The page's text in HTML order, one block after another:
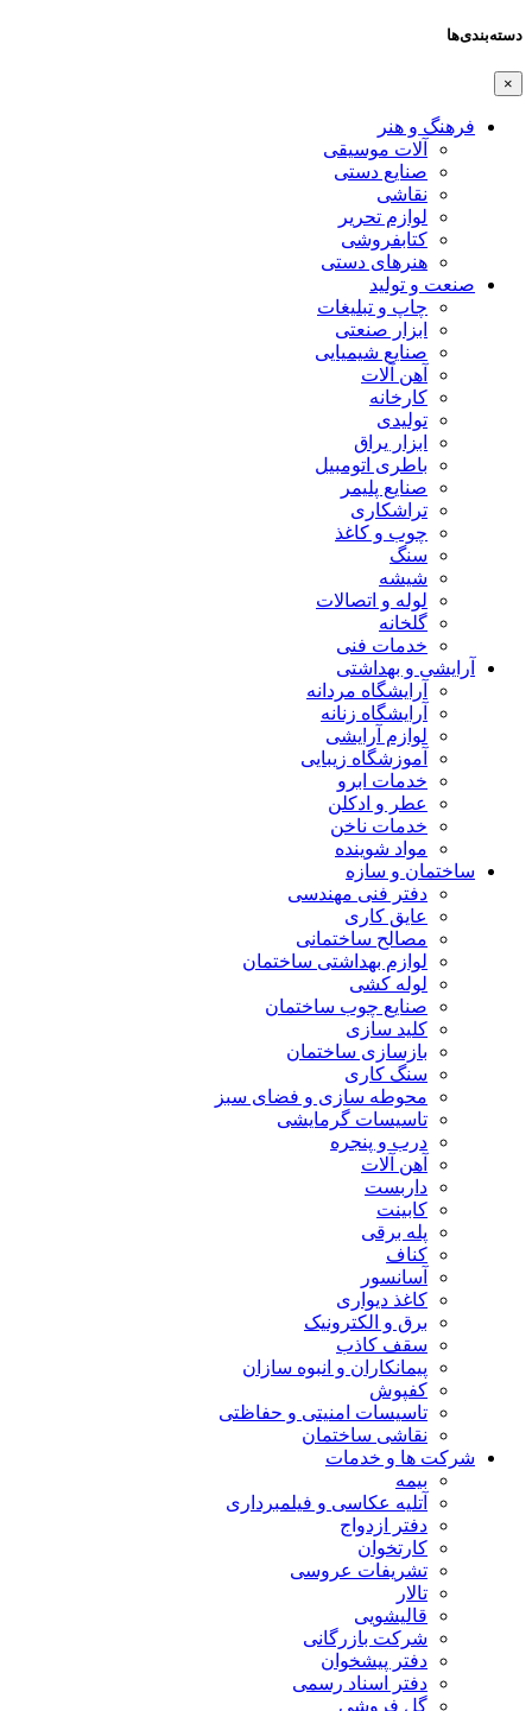
دسته‌بندی‌ها
×
فرهنگ و هنر
آلات موسیقی
صنایع دستی
نقاشی
لوازم تحریر
کتابفروشی
هنرهای دستی
صنعت و تولید
چاپ و تبلیغات
ابزار صنعتی
صنایع شیمیایی
آهن آلات
کارخانه
تولیدی
ابزار یراق
باطری اتومبیل
صنایع پلیمر
تراشکاری
چوب و کاغذ
سنگ
شیشه
لوله و اتصالات
گلخانه
خدمات فنی
آرایشی و بهداشتی
آرایشگاه مردانه
آرایشگاه زنانه
لوازم آرایشی
آموزشگاه زیبایی
خدمات ابرو
عطر و ادکلن
خدمات ناخن
مواد شوینده
ساختمان و سازه
دفتر فنی مهندسی
عایق کاری
مصالح ساختمانی
لوازم بهداشتی ساختمان
لوله کشی
صنایع چوب ساختمان
کلید سازی
بازسازی ساختمان
سنگ کاری
محوطه سازی و فضای سبز
تاسیسات گرمایشی
درب و پنجره
آهن آلات
داربست
کابینت
پله برقی
کناف
آسانسور
کاغذ دیواری
برق و الکترونیک
سقف کاذب
پیمانکاران و انبوه سازان
کفپوش
تاسیسات امنیتی و حفاظتی
نقاشی ساختمان
شرکت ها و خدمات
بیمه
آتلیه عکاسی و فیلمبرداری
دفتر ازدواج
کارتخوان
تشریفات عروسی
تالار
قالیشویی
شرکت بازرگانی
دفتر پیشخوان
دفتر اسناد رسمی
گل فروشی